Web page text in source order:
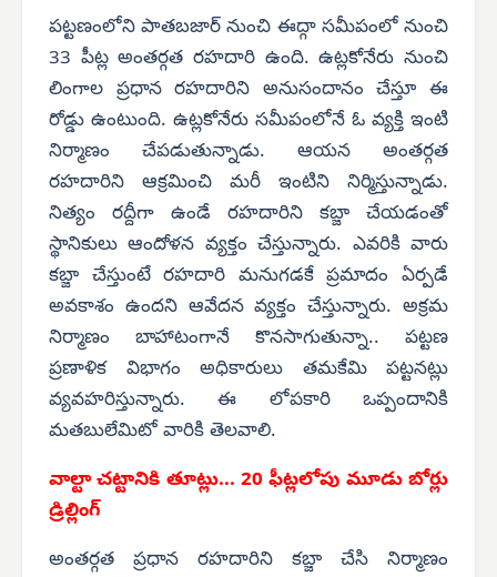
పట్టణంలోని పాతబజార్ నుంచి ఈద్గా సమీపంలో నుంచి
33 పీట్ల అంతర్గత రహదారి ఉంది. ఉట్లకోనేరు నుంచి
లింగాల ప్రధాన రహదారిని అనుసందానం చేస్తూ ఈ
రోడ్డు ఉంటుంది. ఉట్లకోనేరు సమీపంలోనే ఓ వ్యక్తి ఇంటి
నిర్మాణం చేపడుతున్నాడు. ఆయన అంతర్గత
రహదారిని ఆక్రమించి మరీ ఇంటిని నిర్మిస్తున్నాడు.
నిత్యం రద్దీగా ఉండే రహదారిని కబ్జా చేయడంతో
స్థానికులు ఆందోళన వ్యక్తం చేస్తున్నారు. ఎవరికి వారు
కబ్జా చేస్తుంటే రహదారి మనుగడకే ప్రమాదం ఏర్పడే
అవకాశం ఉందని ఆవేదన వ్యక్తం చేస్తున్నారు. అక్రమ
నిర్మాణం బాహాటంగానే కొనసాగుతున్నా.. పట్టణ
ప్రణాళిక విభాగం అధికారులు తమకేమి పట్టనట్లు
వ్యవహరిస్తున్నారు. ఈ లోపకారి ఒప్పందానికి
మతబులేమిటో వారికి తెలవాలి.
వాల్టా చట్టానికి తూట్లు... 20 ఫీట్లలోపు మూడు బోర్లు
డ్రిల్లింగ్
అంతర్గత ప్రధాన రహదారిని కబ్జా చేసి నిర్మాణం